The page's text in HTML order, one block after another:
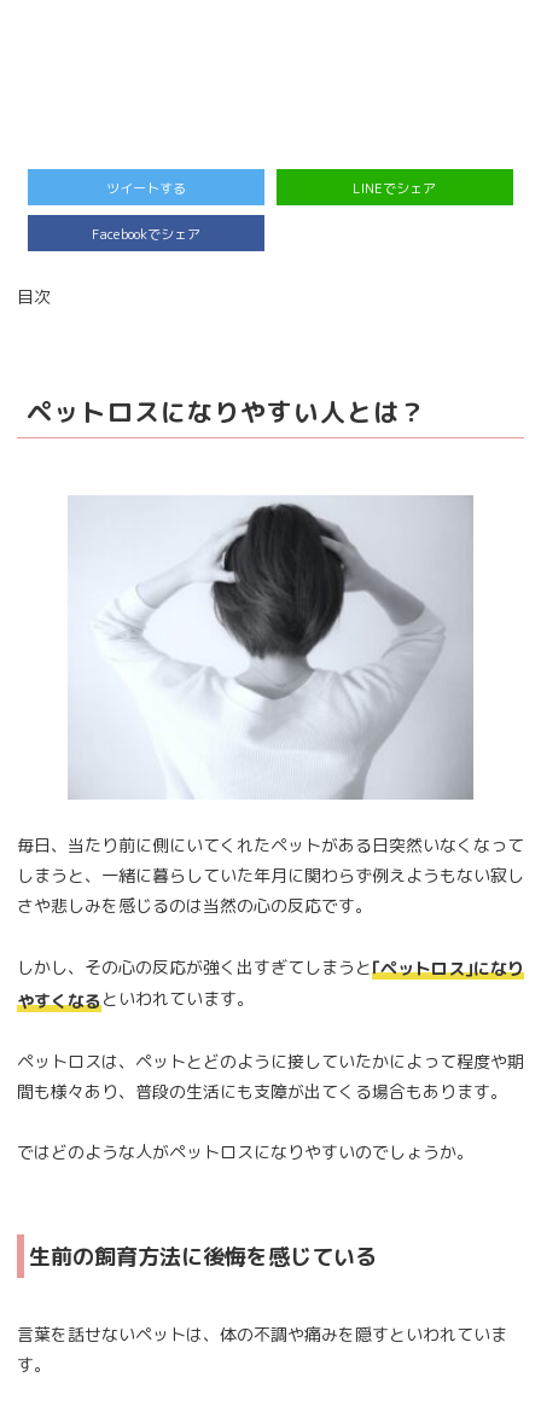
ツイートする LINEでシェア
Facebookでシェア
目次
ペットロスになりやすい人とは？
毎日、当たり前に側にいてくれたペットがある日突然いなくなって
しまうと、一緒に暮らしていた年月に関わらず例えようもない寂し
さや悲しみを感じるのは当然の心の反応です。
しかし、その心の反応が強く出すぎてしまうと｢ペットロス｣になり
やすくなるといわれています。
ペットロスは、ペットとどのように接していたかによって程度や期
間も様々あり、普段の生活にも支障が出てくる場合もあります。
ではどのような人がペットロスになりやすいのでしょうか。
生前の飼育方法に後悔を感じている
言葉を話せないペットは、体の不調や痛みを隠すといわれていま
す。